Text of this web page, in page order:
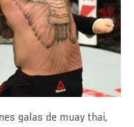
galas de muay thai,